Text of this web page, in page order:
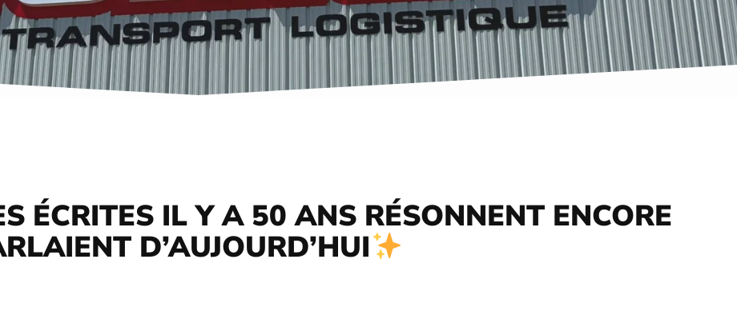
ÉCRITES IL Y A 50 ANS RÉSONNENT ENCORE
D’AUJOURD’HUI